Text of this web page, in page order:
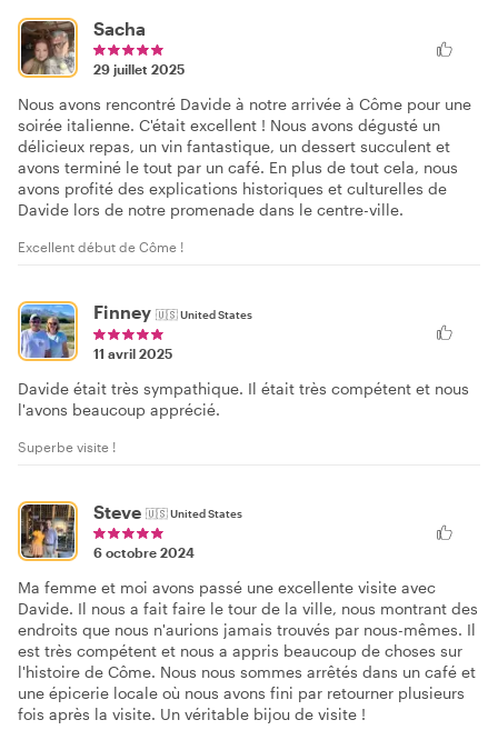
Sacha
29 juillet 2025
Nous avons rencontré Davide à notre arrivée à Côme pour une
soirée italienne. C'était excellent ! Nous avons dégusté un
délicieux repas, un vin fantastique, un dessert succulent et
avons terminé le tout par un café. En plus de tout cela, nous
avons profité des explications historiques et culturelles de
Davide lors de notre promenade dans le centre-ville.
Excellent début de Côme !
Finney 🇺🇸United States
11 avril 2025
Davide était très sympathique. Il était très compétent et nous
l'avons beaucoup apprécié.
Superbe visite !
Steve 🇺🇸United States
6 octobre 2024
Ma femme et moi avons passé une excellente visite avec
Davide. Il nous a fait faire le tour de la ville, nous montrant des
endroits que nous n'aurions jamais trouvés par nous-mêmes. Il
est très compétent et nous a appris beaucoup de choses sur
l'histoire de Côme. Nous nous sommes arrêtés dans un café et
une épicerie locale où nous avons fini par retourner plusieurs
fois après la visite. Un véritable bijou de visite !